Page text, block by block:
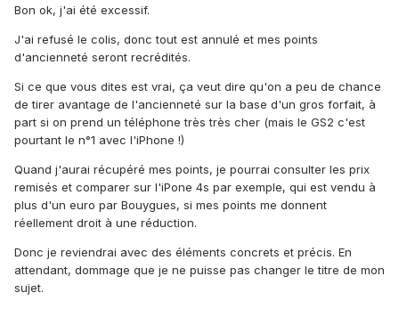
Bon ok, j'ai été excessif.
J'ai refusé le colis, donc tout est annulé et mes points
d'ancienneté seront recrédités.
Si ce que vous dites est vrai, ça veut dire qu'on a peu de chance
de tirer avantage de l'ancienneté sur la base d'un gros forfait, à
part si on prend un téléphone très très cher (mais le GS2 c'est
pourtant le n°1 avec l'iPhone !)
Quand j'aurai récupéré mes points, je pourrai consulter les prix
remisés et comparer sur l'iPone 4s par exemple, qui est vendu à
plus d'un euro par Bouygues, si mes points me donnent
réellement droit à une réduction.
Donc je reviendrai avec des éléments concrets et précis. En
attendant, dommage que je ne puisse pas changer le titre de mon
sujet.